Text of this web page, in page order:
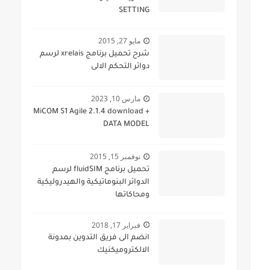
SETTING
مايو 27, 2015
شرح تحميل برنامج xrelais لرسم
دوائر التحكم الالى
مارس 10, 2023
MiCOM S1 Agile 2.1.4 download +
DATA MODEL
نوفمبر 15, 2015
تحميل برنامج fluidSIM لرسم
الدوائر البنوماتيكية والهيدروليكية
ومحاكاتها
فبراير 17, 2018
انضم الى فريق التدوين بمدونة
الالكتروميكنيك